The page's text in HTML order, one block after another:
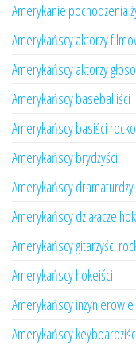
Amerykanie pochodzenia
Amerykańscy aktorzy
Amerykańscy aktorzy
Amerykańscy baseballiści
Amerykańscy basiści
Amerykańscy brydżyści
Amerykańscy dramaturdzy
Amerykańscy działacze
Amerykańscy gitarzyści
Amerykańscy hokeiści
Amerykańscy inżynierowie
Amerykańscy